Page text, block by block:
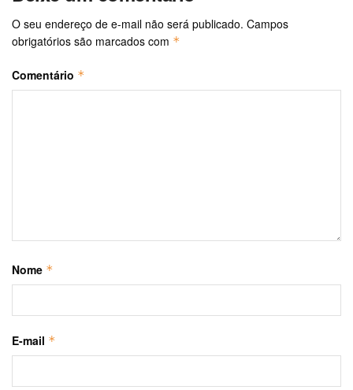
O seu endereço de e-mail não será publicado. Campos
obrigatórios são marcados com *
Comentário *
Nome *
E-mail *